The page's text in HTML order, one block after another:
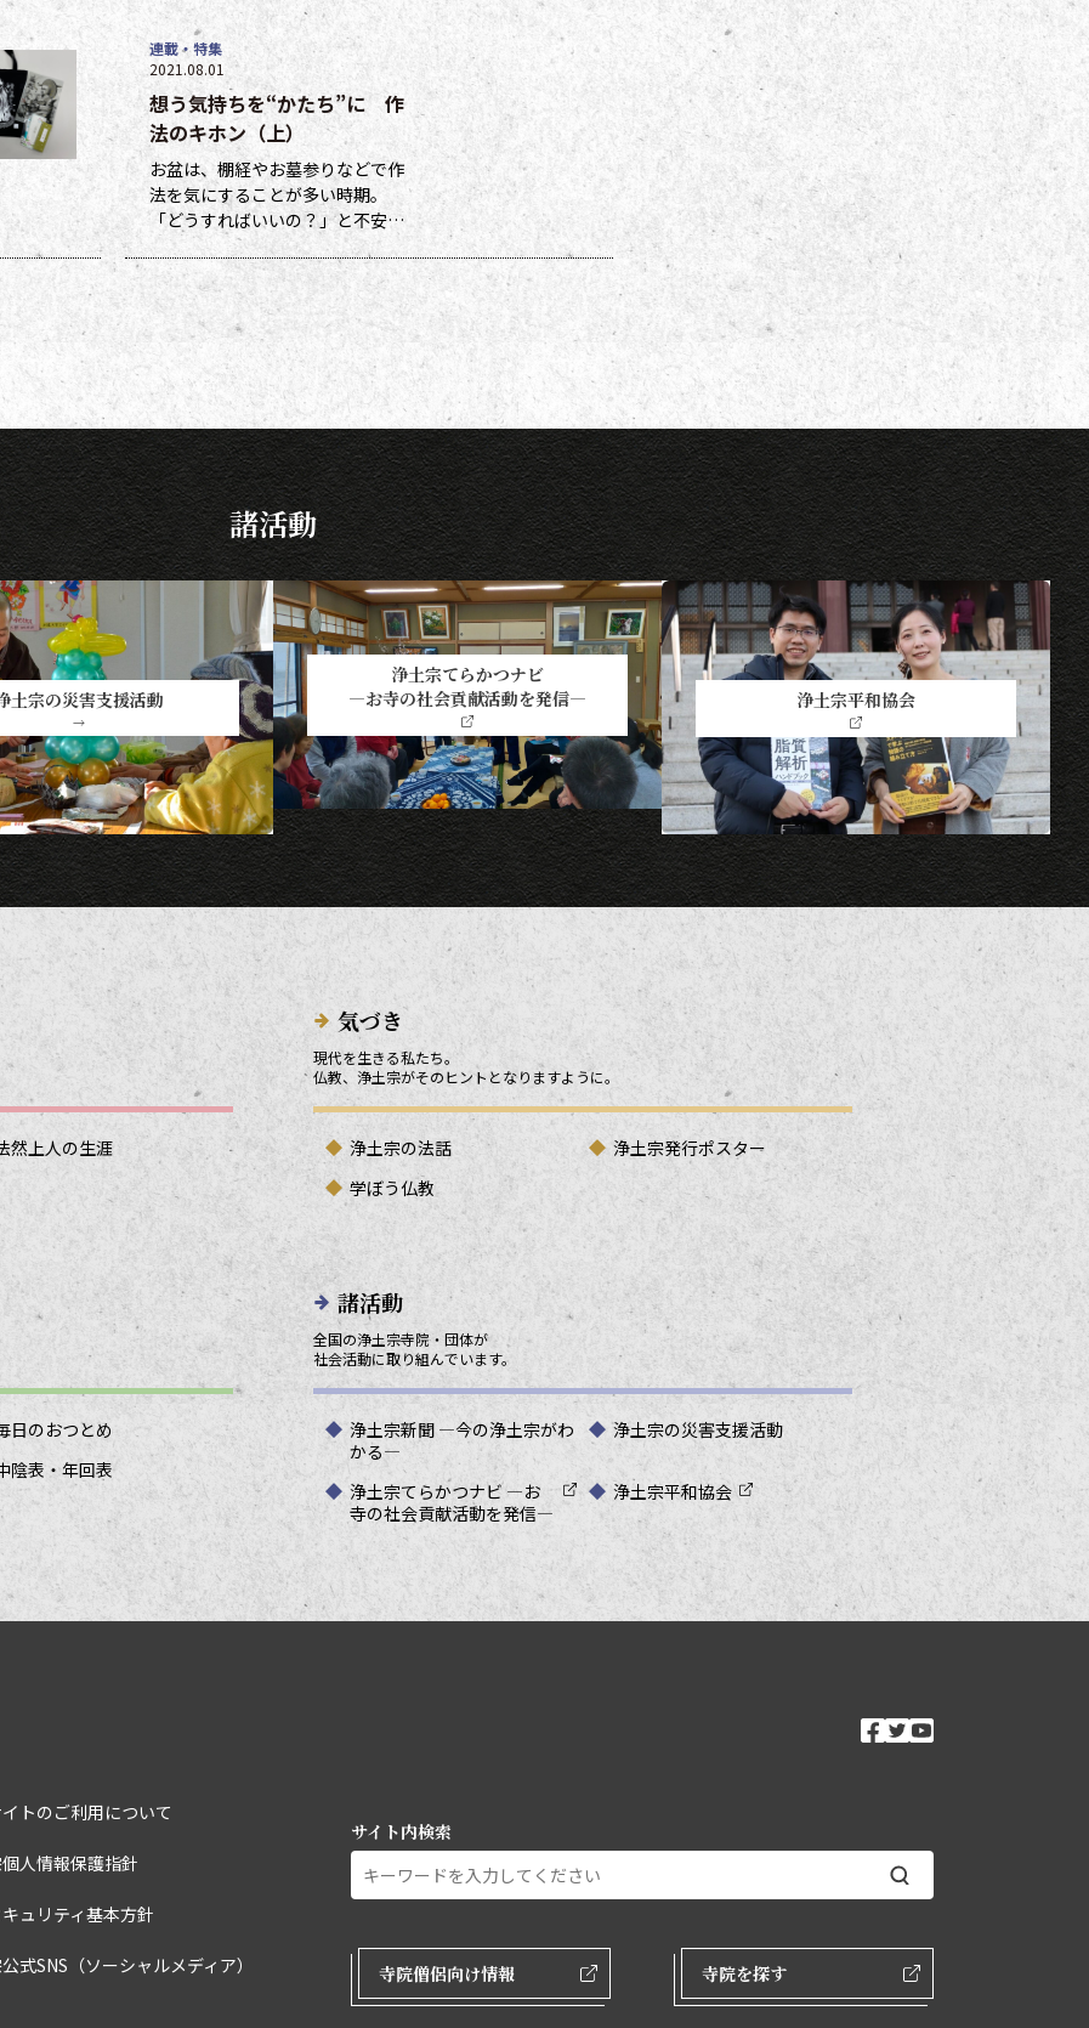
想う気持ちを“かたち”に 作
法のキホン（上）
お盆は、棚経やお墓参りなどで作
法を気にすることが多い時期。
「どうすればいいの？」と不安に
なる方も多いのではないでしょう
か。作法ばかり気にしていては、
ご先祖さまやご本尊さまとしっか
りと向き合えません。今号から２
回にわたって紹介する浄土宗の作
法の基本をおさえ、大切な方と向
き合い、よりよい時間を過ごしま
しょう。 袈裟のつけ方 お参りや法
要の時に、ぜひ身に着けていた
連載・特集
2021.08.01
諸活動
土宗の災害支援活動
→
浄土宗てらかつナビ
―お寺の社会貢献活動を発信―
浄土宗平和協会
然上人の生涯
気づき
現代を生きる私たち。
仏教、浄土宗がそのヒントとなりますように。
浄土宗の法話
浄土宗発行ポスター
学ぼう仏教
日のおつとめ
陰表・年回表
諸活動
全国の浄土宗寺院・団体が
社会活動に取り組んでいます。
浄土宗新聞 ―今の浄土宗がわ
かる―
浄土宗の災害支援活動
浄土宗てらかつナビ ―お
寺の社会貢献活動を発信―
浄土宗平和協会
トのご利用について
人情報保護指針
ュリティ基本方針
式SNS（ソーシャルメディア）
ソーシャル
facebook
twitter
サイト内検索
外部ページリンク
寺院僧侶向け情報 寺院を探す